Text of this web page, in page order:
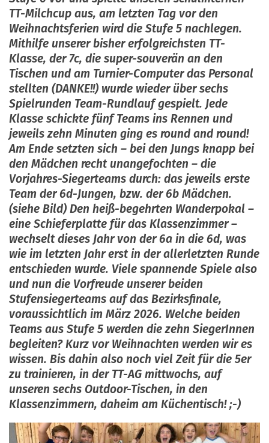
TT-Milchcup aus, am letzten Tag vor den
Weihnachtsferien wird die Stufe 5 nachlegen.
Mithilfe unserer bisher erfolgreichsten TT-
Klasse, der 7c, die super-souverän an den
Tischen und am Turnier-Computer das Personal
stellten (DANKE!!) wurde wieder über sechs
Spielrunden Team-Rundlauf gespielt. Jede
Klasse schickte fünf Teams ins Rennen und
jeweils zehn Minuten ging es round and round!
Am Ende setzten sich – bei den Jungs knapp bei
den Mädchen recht unangefochten – die
Vorjahres-Siegerteams durch: das jeweils erste
Team der 6d-Jungen, bzw. der 6b Mädchen.
(siehe Bild) Den heiß-begehrten Wanderpokal –
eine Schieferplatte für das Klassenzimmer –
wechselt dieses Jahr von der 6a in die 6d, was
wie im letzten Jahr erst in der allerletzten Runde
entschieden wurde. Viele spannende Spiele also
und nun die Vorfreude unserer beiden
Stufensiegerteams auf das Bezirksfinale,
voraussichtlich im März 2026. Welche beiden
Teams aus Stufe 5 werden die zehn SiegerInnen
begleiten? Kurz vor Weihnachten werden wir es
wissen. Bis dahin also noch viel Zeit für die 5er
zu trainieren, in der TT-AG mittwochs, auf
unseren sechs Outdoor-Tischen, in den
Klassenzimmern, daheim am Küchentisch! ;-)